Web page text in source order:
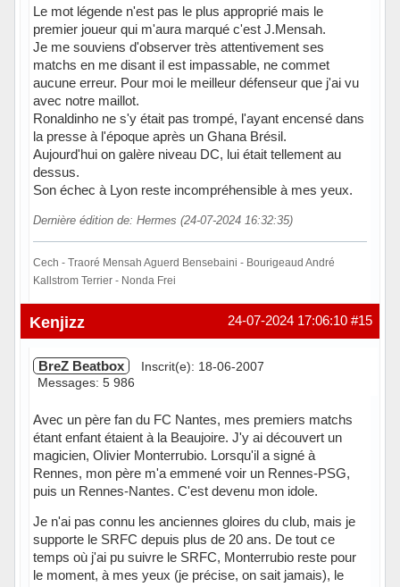
Le mot légende n'est pas le plus approprié mais le
premier joueur qui m'aura marqué c'est J.Mensah.
Je me souviens d'observer très attentivement ses
matchs en me disant il est impassable, ne commet
aucune erreur. Pour moi le meilleur défenseur que j'ai vu
avec notre maillot.
Ronaldinho ne s'y était pas trompé, l'ayant encensé dans
la presse à l'époque après un Ghana Brésil.
Aujourd'hui on galère niveau DC, lui était tellement au
dessus.
Son échec à Lyon reste incompréhensible à mes yeux.
Dernière édition de: Hermes (24-07-2024 16:32:35)
Cech - Traoré Mensah Aguerd Bensebaini - Bourigeaud André
Kallstrom Terrier - Nonda Frei
Hors ligne #15
24-07-2024 17:06:10
Kenjizz
BreZ Beatbox
Inscrit(e): 18-06-2007
Messages: 5 986
Avec un père fan du FC Nantes, mes premiers matchs
étant enfant étaient à la Beaujoire. J'y ai découvert un
magicien, Olivier Monterrubio. Lorsqu'il a signé à
Rennes, mon père m'a emmené voir un Rennes-PSG,
puis un Rennes-Nantes. C'est devenu mon idole.
Je n'ai pas connu les anciennes gloires du club, mais je
supporte le SRFC depuis plus de 20 ans. De tout ce
temps où j'ai pu suivre le SRFC, Monterrubio reste pour
le moment, à mes yeux (je précise, on sait jamais), le